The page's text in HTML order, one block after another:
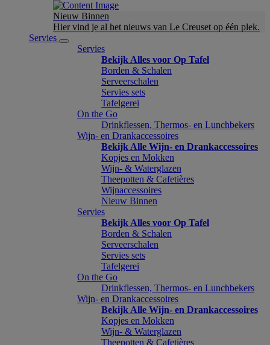
Nieuw Binnen
Hier vind je al het nieuws van Le Creuset op één plek.
Servies
Servies
Bekijk Alles voor Op Tafel
Borden & Schalen
Serveerschalen
Servies sets
Tafelgerei
On the Go
Drinkflessen, Thermos- en Lunchbekers
Wijn- en Drankaccessoires
Bekijk Alle Wijn- en Drankaccessoires
Kopjes en Mokken
Wijn- & Waterglazen
Theepotten & Cafetières
Wijnaccessoires
Nieuw Binnen
Servies
Bekijk Alles voor Op Tafel
Borden & Schalen
Serveerschalen
Servies sets
Tafelgerei
On the Go
Drinkflessen, Thermos- en Lunchbekers
Wijn- en Drankaccessoires
Bekijk Alle Wijn- en Drankaccessoires
Kopjes en Mokken
Wijn- & Waterglazen
Theepotten & Cafetières